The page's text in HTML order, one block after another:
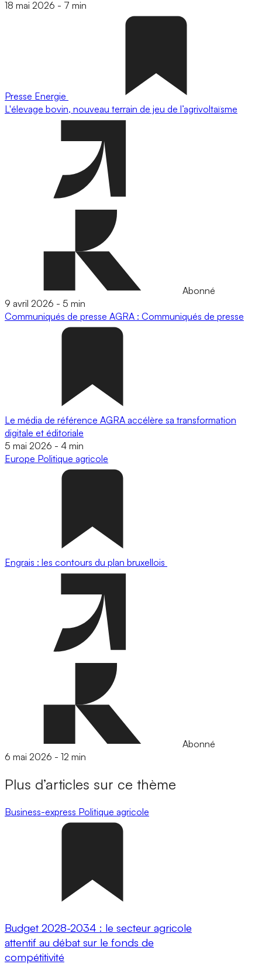
18 mai 2026 - 7 min
Presse Energie
L'élevage bovin, nouveau terrain de jeu de l’agrivoltaïsme
Abonné
9 avril 2026 - 5 min
Communiqués de presse AGRA : Communiqués de presse
Le média de référence AGRA accélère sa transformation
digitale et éditoriale
5 mai 2026 - 4 min
Europe Politique agricole
Engrais : les contours du plan bruxellois
Abonné
6 mai 2026 - 12 min
Plus d’articles sur ce thème
Business-express Politique agricole
Budget 2028-2034 : le secteur agricole
attentif au débat sur le fonds de
compétitivité